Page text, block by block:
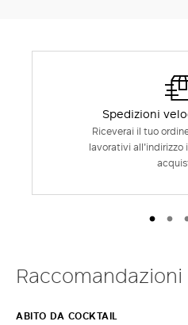
Spedizioni
Riceverai il tuo
lavorativi all'indirizzo
Raccomandazioni
ABITO DA COCKTAIL